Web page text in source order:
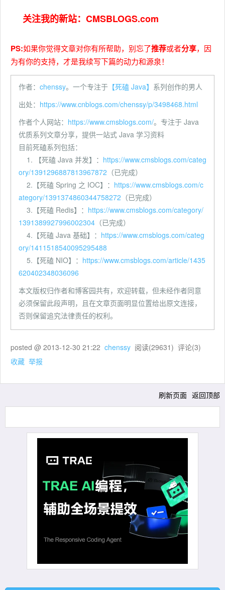
关注我的新站： CMSBLOGS.com
PS:如果你觉得文章对你有所帮助，别忘了推荐或者分享，因
为有你的支持，才是我续写下篇的动力和源泉！
作者： chenssy。一个专注于 【死磕 Java】 系列创作的男人
出处： https://www.cnblogs.com/chenssy/p/3498468.html
作者个人网站： https://www.cmsblogs.com/。专注于 Java
优质系列文章分享，提供一站式 Java 学习资料
目前死磕系列包括：
1. 【死磕 Java 并发】： https://www.cmsblogs.com/categ
ory/1391296887813967872 （已完成）
2.【死磕 Spring 之 IOC】： https://www.cmsblogs.com/c
ategory/1391374860344758272 （已完成）
3.【死磕 Redis】： https://www.cmsblogs.com/category/
1391389927996002304 （已完成）
4.【死磕 Java 基础】： https://www.cmsblogs.com/categ
ory/1411518540095295488
5.【死磕 NIO】： https://www.cmsblogs.com/article/1435
620402348036096
本文版权归作者和博客园共有，欢迎转载，但未经作者同意
必须保留此段声明，且在文章页面明显位置给出原文连接，
否则保留追究法律责任的权利。
posted @ 2013-12-30 21:22 chenssy 阅读(29631) 评论(3)
收藏 举报
刷新页面 返回顶部